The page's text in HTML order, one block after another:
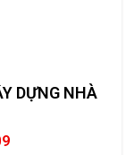
DỰNG NHÀ